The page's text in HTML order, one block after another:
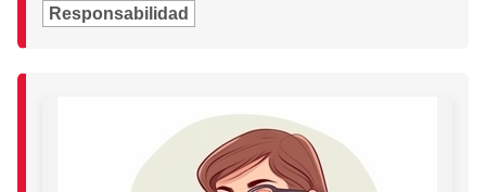
Responsabilidad